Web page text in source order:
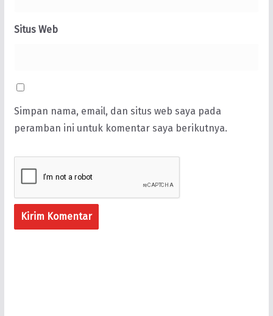
Situs Web
Simpan nama, email, dan situs web saya pada
peramban ini untuk komentar saya berikutnya.